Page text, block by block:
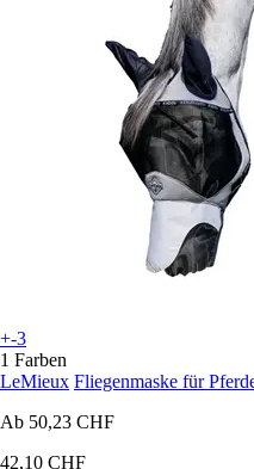
+-3
1 Farben
LeMieux Fliegenmaske für
Ab 50,23 CHF
42,10 CHF